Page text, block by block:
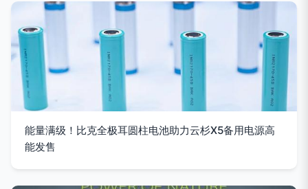
能量满级！比克全极耳圆柱电池助力云杉X5备用电源高
能发售